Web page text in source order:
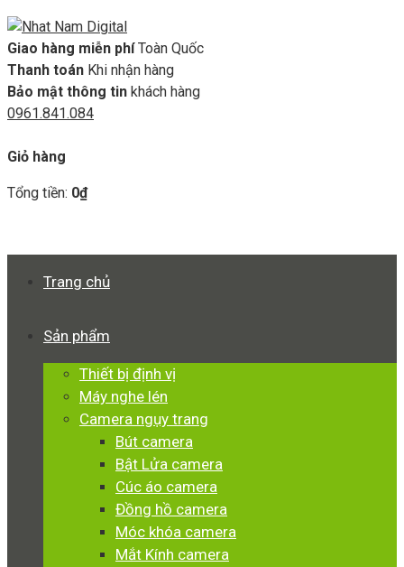
Giao hàng miễn phí Toàn Quốc
Thanh toán Khi nhận hàng
Bảo mật thông tin khách hàng
0961.841.084
Giỏ hàng
Tổng tiền: 0₫
Trang chủ
Sản phẩm
Thiết bị định vị
Máy nghe lén
Camera ngụy trang
Bút camera
Bật Lửa camera
Cúc áo camera
Đồng hồ camera
Móc khóa camera
Mắt Kính camera